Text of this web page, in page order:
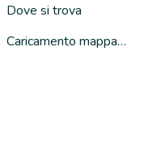
Dove si trova
Caricamento mappa…